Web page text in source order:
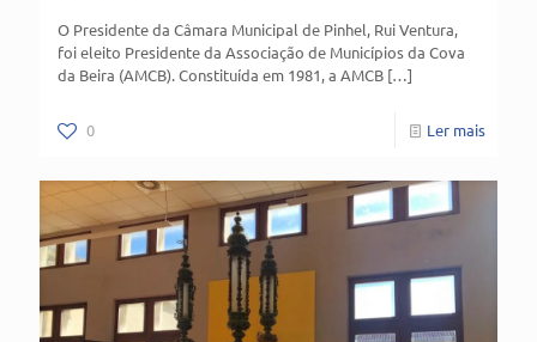
O Presidente da Câmara Municipal de Pinhel, Rui Ventura,
foi eleito Presidente da Associação de Municípios da Cova
da Beira (AMCB). Constituída em 1981, a AMCB […]
0 Ler mais